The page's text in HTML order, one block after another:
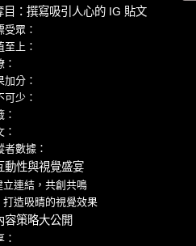
目：撰寫吸引人心的 IG 貼文
受眾：
上：
分：
少：
數據：
動性與視覺盛宴
立連結，共創共鳴
打造吸睛的視覺效果
容策略大公開